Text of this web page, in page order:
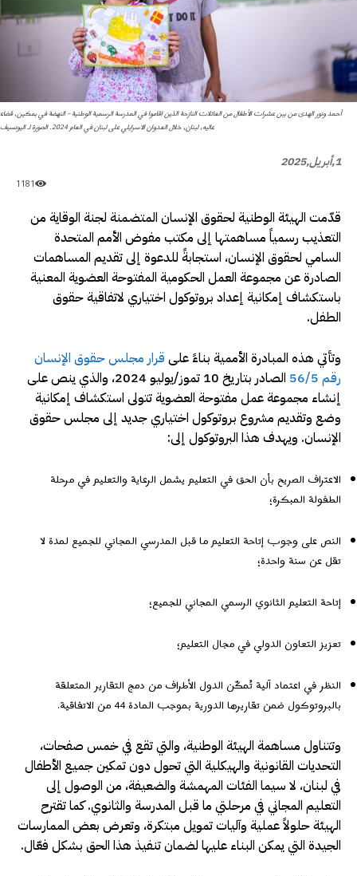
أحمد ونور الهدى من بين عشرات الأطفال من العائلات النازحة الذين اقاموا في المدرسة الرسمية الوطنية – النهضة في بمكين، قضاء
عاليه، لبنان، خلال العدوان الاسرايلي على لبنان في العام 2024. الصورة لـ اليونسيف
1,أبريل,2025
1181
قدّمت الهيئة الوطنية لحقوق الإنسان المتضمنة لجنة الوقاية من
التعذيب رسمياً مساهمتها إلى مكتب مفوض الأمم المتحدة
السامي لحقوق الإنسان، استجابةً للدعوة إلى تقديم المساهمات
الصادرة عن مجموعة العمل الحكومية المفتوحة العضوية المعنية
باستكشاف إمكانية إعداد بروتوكول اختياري لاتفاقية حقوق
الطفل.
وتأتي هذه المبادرة الأممية بناءً على قرار مجلس حقوق الإنسان
رقم 56/5
الصادر بتاريخ 10 تموز/يوليو 2024، والذي ينص على
إنشاء مجموعة عمل مفتوحة العضوية تتولى استكشاف إمكانية
وضع وتقديم مشروع بروتوكول اختياري جديد إلى مجلس حقوق
الإنسان. ويهدف هذا البروتوكول إلى:
الاعتراف الصريح بأن الحق في التعليم يشمل الرعاية والتعليم في مرحلة
الطفولة المبكرة؛
النص على وجوب إتاحة التعليم ما قبل المدرسي المجاني للجميع لمدة لا
تقل عن سنة واحدة؛
إتاحة التعليم الثانوي الرسمي المجاني للجميع؛
تعزيز التعاون الدولي في مجال التعليم؛
النظر في اعتماد آلية تُمكّن الدول الأطراف من دمج التقارير المتعلقة
بالبروتوكول ضمن تقاريرها الدورية بموجب المادة 44 من الاتفاقية.
وتتناول مساهمة الهيئة الوطنية، والتي تقع في خمس صفحات،
التحديات القانونية والهيكلية التي تحول دون تمكين جميع الأطفال
في لبنان، لا سيما الفئات المهمشة والضعيفة، من الوصول إلى
التعليم المجاني في مرحلتي ما قبل المدرسة والثانوي. كما تقترح
الهيئة حلولاً عملية وآليات تمويل مبتكرة، وتعرض بعض الممارسات
الجيدة التي يمكن البناء عليها لضمان تنفيذ هذا الحق بشكل فعّال.